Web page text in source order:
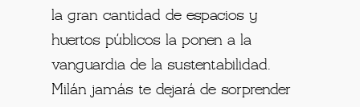
la gran cantidad de espacios y
huertos públicos la ponen a la
vanguardia de la sustentabilidad.
Milán jamás te dejará de sorprender